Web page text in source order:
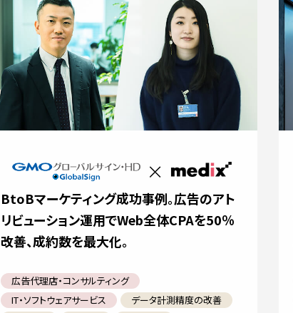
BtoBマーケティング成功事例。広告のアト
リビューション運用でWeb全体CPAを50％
改善、成約数を最大化。
広告代理店・コンサルティング
IT・ソフトウェアサービス
データ計測精度の改善